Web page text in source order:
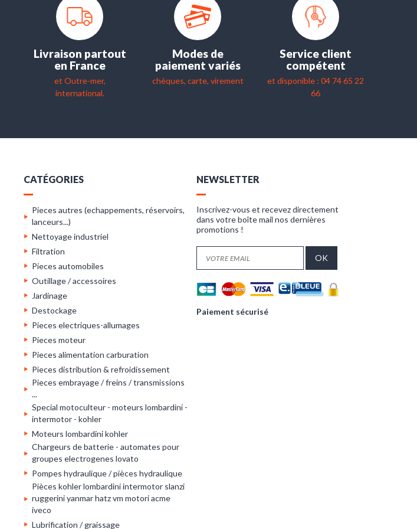
Livraison partout
en France
et Outre-mer,
international.
Modes de
paiement variés
chèques, carte, virement
Service client
compétent
et disponible : 04 74 65 22
66
CATÉGORIES
Pieces autres (echappements, réservoirs,
lanceurs...)
Nettoyage industriel
Filtration
Pieces automobiles
Outillage / accessoires
Jardinage
Destockage
Pieces electriques-allumages
Pieces moteur
Pieces alimentation carburation
Pieces distribution & refroidissement
Pieces embrayage / freins / transmissions
...
Special motoculteur - moteurs lombardini -
intermotor - kohler
Moteurs lombardini kohler
Chargeurs de batterie - automates pour
groupes electrogenes lovato
Pompes hydraulique / pièces hydraulique
Pièces kohler lombardini intermotor slanzi
ruggerini yanmar hatz vm motori acme
iveco
Lubrification / graissage
NEWSLETTER
Inscrivez-vous et recevez directement
dans votre boîte mail nos dernières
promotions !
Paiement sécurisé